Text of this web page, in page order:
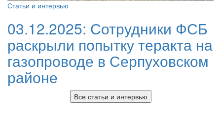
Статьи и интервью
03.12.2025: Сотрудники ФСБ
раскрыли попытку теракта на
газопроводе в Серпуховском
районе
Все статьи и интервью